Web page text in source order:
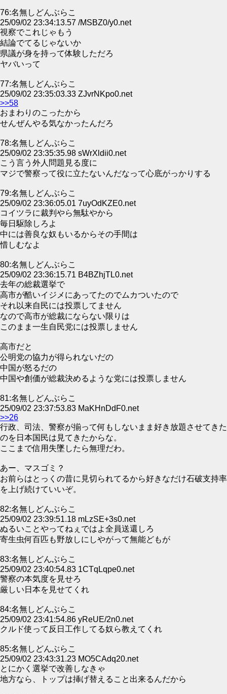
76:名無しどんぶらこ
25/09/02 23:34:13.57 /MSBZ0/y0.net
視察でこれじゃもう
結論でてるじゃないか
県議が身を持って体験しただろ
ヤバいって
77:名無しどんぶらこ
25/09/02 23:35:03.33 ZJvrNKpo0.net
>>58
おまわりのこったから
せんぜんやる気なかったんだろ
78:名無しどんぶらこ
25/09/02 23:35:35.98 sWrXldii0.net
こう言う外人問題見る度に
マジで警察って役に立たないんだなって心底がっかりする
79:名無しどんぶらこ
25/09/02 23:36:05.01 7uyOdKZE0.net
コイツラに裁判やら無駄やから
毎日駆除しろよ
中には善良な奴もいるからその手間は
惜しむなよ
80:名無しどんぶらこ
25/09/02 23:36:15.71 B4BZhjTL0.net
去年の総裁選挙で
高市が酷いイジメにあってたのでムカついたので
それ以来自民には投票してません
なので高市が総裁にならない限りは
このまま一生自民党には投票しません
高市だと
公明党の協力が得られないだの
中国が怒るだの
中国や創価が総裁決めるような党には投票しません
81:名無しどんぶらこ
25/09/02 23:37:53.83 MaKHnDdF0.net
>>26
行政、司法、警察が揃って何もしないまま好き放題させてきた
のを日本国民は見てきたからな。
ここまで信用失墜したら無理だわ。
あー、マスゴミ？
お前らはとっくの昔に見切られてるから好きなだけ石破支持率
を上げ続けていいぞ。
82:名無しどんぶらこ
25/09/02 23:39:51.18 mLzSE+3s0.net
ぬるいことやってねぇではよ全員送還しろ
寄生虫何百匹も野放しにしやがって無能どもが
83:名無しどんぶらこ
25/09/02 23:40:54.83 1CTqLqpe0.net
警察の本気度を見せろ
厳しい日本を見せてくれ
84:名無しどんぶらこ
25/09/02 23:41:54.86 yReUE/2n0.net
クルド使って反日工作してる奴ら教えてくれ
85:名無しどんぶらこ
25/09/02 23:43:31.23 MO5CAdq20.net
とにかく選挙で改善しなきゃ
地方なら、トップは挿げ替えること出来るんだから